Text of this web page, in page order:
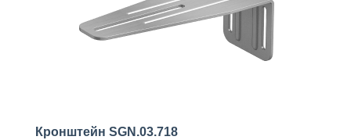
Кронштейн SGN.03.718